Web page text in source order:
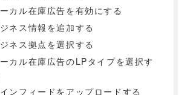
カル在庫広告を有効にする
ネス情報を追加する
ネス拠点を選択する
カル在庫広告のLPタイプを選択す
ンフィードをアップロードする